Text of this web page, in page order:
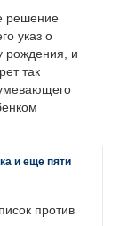
решение
указ о
рождения, и
так
и еще пяти
против